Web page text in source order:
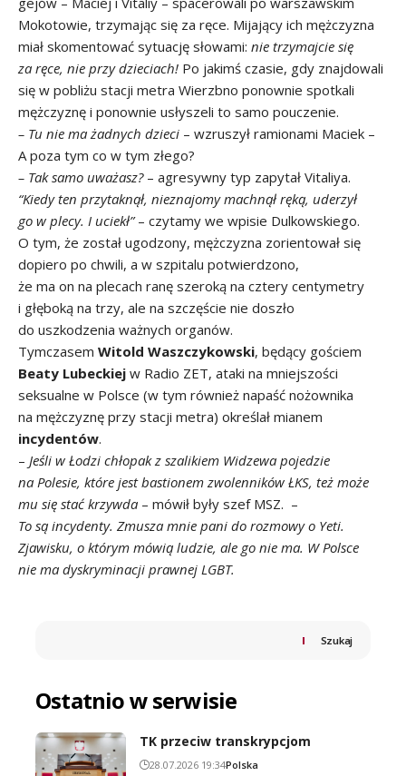
Mokotowie, trzymając się za ręce. Mijający ich mężczyzna
miał skomentować sytuację słowami: nie trzymajcie się
za ręce, nie przy dzieciach! Po jakimś czasie, gdy znajdowali
się w pobliżu stacji metra Wierzbno ponownie spotkali
mężczyznę i ponownie usłyszeli to samo pouczenie.
– Tu nie ma żadnych dzieci – wzruszył ramionami Maciek –
A poza tym co w tym złego?
– Tak samo uważasz? – agresywny typ zapytał Vitaliya.
“Kiedy ten przytaknął, nieznajomy machnął ręką, uderzył
go w plecy. I uciekł”– czytamy we wpisie Dulkowskiego.
O tym, że został ugodzony, mężczyzna zorientował się
dopiero po chwili, a w szpitalu potwierdzono,
że ma on na plecach ranę szeroką na cztery centymetry
i głęboką na trzy, ale na szczęście nie doszło
do uszkodzenia ważnych organów.
Tymczasem Witold Waszczykowski, będący gościem
Beaty Lubeckiej w Radio ZET, ataki na mniejszości
seksualne w Polsce (w tym również napaść nożownika
na mężczyznę przy stacji metra) określał mianem
incydentów.
– Jeśli w Łodzi chłopak z szalikiem Widzewa pojedzie
na Polesie, które jest bastionem zwolenników ŁKS, też może
mu się stać krzywda – mówił były szef MSZ. –
To są incydenty. Zmusza mnie pani do rozmowy o Yeti.
Zjawisku, o którym mówią ludzie, ale go nie ma. W Polsce
nie ma dyskryminacji prawnej LGBT.
Szukaj
Ostatnio w serwisie
TK przeciw transkrypcjom
28.07.2026 19:34Polska